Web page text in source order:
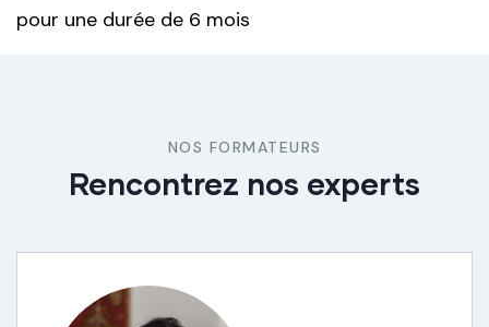
pour une durée de 6 mois
NOS FORMATEURS
Rencontrez nos experts